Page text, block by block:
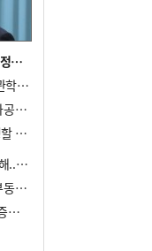
이 대통령 "청년들 거의 취약계층…핵심 정책 재편""
이 대통령 "육사가 쿠데타 3번 벌여…사관학교 통합 신속히 추진"
이 대통령, "메아리 없는 함성 같지만 평화공존책 계속해야"
李 “형소법 개정 논란 있으나 입법권 부정할 만큼은 아냐”(종합)
이 대통령 "의견 다르다고 거부권 사용못해.. 입법권 부정할 상황이라 보기 어려워"
부정평가 첫 50% 넘어선 李, 귀국 직후 부동산·증시 점검(종합)
이 대통령 지지율 45.9% 취임 후 최저…증시 폭락·연임 개헌 논란 영향